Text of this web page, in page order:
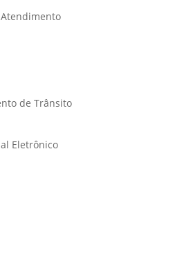
de Trânsito
Eletrônico